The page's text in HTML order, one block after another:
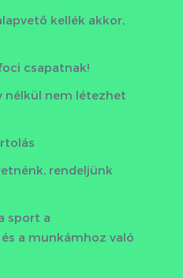
kellék akkor,
csapatnak!
nélkül nem létezhet
rendeljünk
sport a
a munkámhoz való